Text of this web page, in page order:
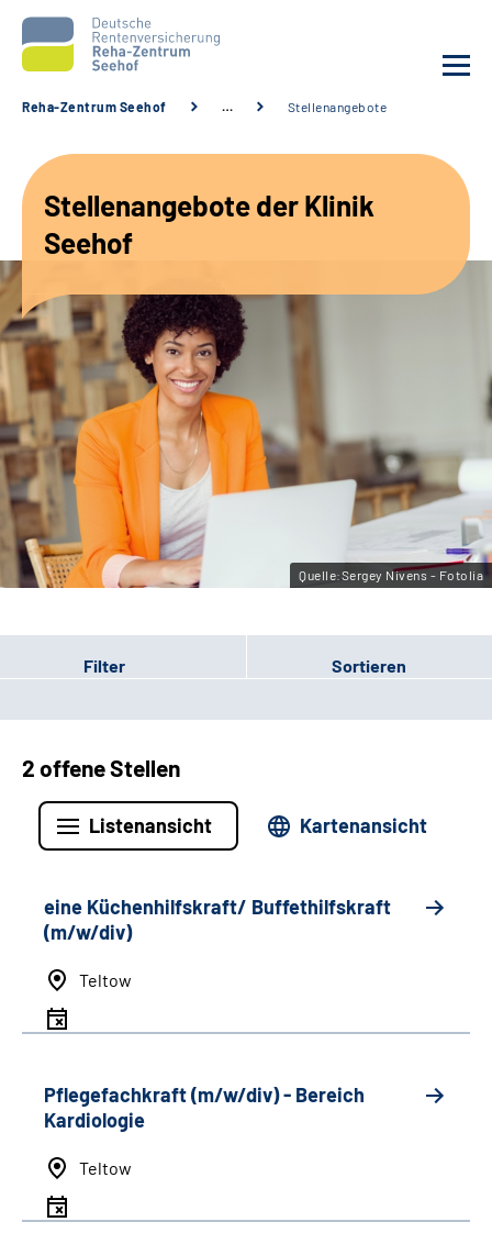
Unsere Angebote
Karriere
Sozialdienste & Zuweisende
Suche
Leichte Sprache
Gebärdensprache
Reha-Zentrum Seehof … Stellenangebote
Stellenangebote der Klinik
Seehof
Quelle:Sergey Nivens - Fotolia
Filter Sortieren
2 offene Stellen
Listenansicht Kartenansicht
eine Küchenhilfskraft/ Buffethilfskraft
(m/w/div)
Teltow
Pflegefachkraft (m/w/div) - Bereich
Kardiologie
Teltow